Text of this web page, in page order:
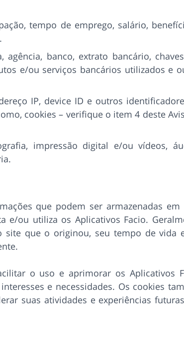
tempo de emprego, salário,
agência, banco, extrato bancário,
e/ou serviços bancários utilizados e
IP, device ID e outros
cookies – verifique o item 4 deste
impressão digital e/ou vídeos,
que podem ser armazenadas em
e/ou utiliza os Aplicativos Facio.
site que o originou, seu tempo de vida
o uso e aprimorar os Aplicativos
e necessidades. Os cookies
suas atividades e experiências